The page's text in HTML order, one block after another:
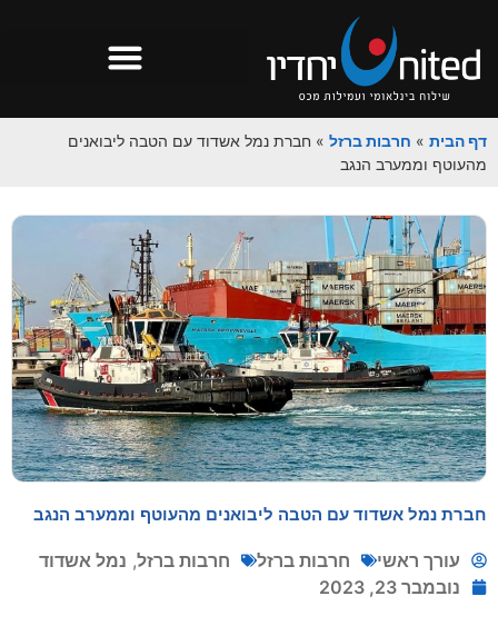
דף הבית » חרבות ברזל » חברת נמל אשדוד עם הטבה ליבואנים
מהעוטף וממערב הנגב
חברת נמל אשדוד עם הטבה ליבואנים מהעוטף וממערב הנגב
עורך ראשי חרבות ברזל חרבות ברזל, נמל אשדוד
נובמבר 23, 2023